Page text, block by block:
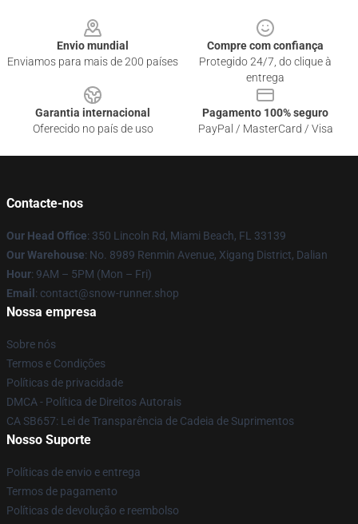
Envio mundial
Enviamos para mais de 200 países
Compre com confiança
Protegido 24/7, do clique à
entrega
Garantia internacional
Oferecido no país de uso
Pagamento 100% seguro
PayPal / MasterCard / Visa
Contacte-nos
Our Head Office: 350 Lincoln Rd, Miami Beach, FL 33139
Our Warehouse: No. 8989 Renmin Avenue, Xigang District, Dalian
Hour: 9AM – 5PM (Mon – Fri)
Email : contact@snow-runner.shop
Nossa empresa
Sobre nós
Termos e Condições
Políticas de privacidade
DMCA - Política de Direitos Autorais
CA SB657: Lei de Transparência de Cadeia de Suprimentos
Nosso Suporte
Políticas de envio e entrega
Termos de pagamento
Políticas de devolução e reembolso